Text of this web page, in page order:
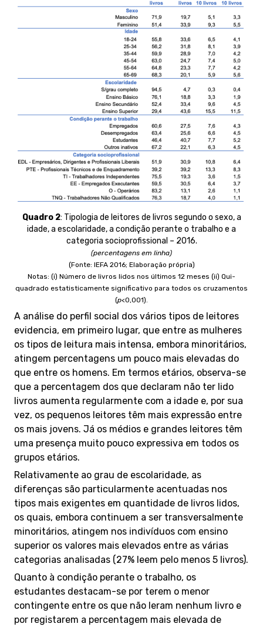
Quadro 2: Tipologia de leitores de livros segundo o sexo, a
idade, a escolaridade, a condição perante o trabalho e a
categoria socioprofissional – 2016.
(percentagens em linha)
(Fonte: IEFA 2016; Elaboração própria)
Notas: (i) Número de livros lidos nos últimos 12 meses (ii) Qui-
quadrado estatisticamente significativo para todos os cruzamentos
(p<0,001).
A análise do perfil social dos vários tipos de leitores
evidencia, em primeiro lugar, que entre as mulheres
os tipos de leitura mais intensa, embora minoritários,
atingem percentagens um pouco mais elevadas do
que entre os homens. Em termos etários, observa-se
que a percentagem dos que declaram não ter lido
livros aumenta regularmente com a idade e, por sua
vez, os pequenos leitores têm mais expressão entre
os mais jovens. Já os médios e grandes leitores têm
uma presença muito pouco expressiva em todos os
grupos etários.
Relativamente ao grau de escolaridade, as
diferenças são particularmente acentuadas nos
tipos mais exigentes em quantidade de livros lidos,
os quais, embora continuem a ser transversalmente
minoritários, atingem nos indivíduos com ensino
superior os valores mais elevados entre as várias
categorias analisadas (27% leem pelo menos 5 livros).
Quanto à condição perante o trabalho, os
estudantes destacam-se por terem o menor
contingente entre os que não leram nenhum livro e
por registarem a percentagem mais elevada de